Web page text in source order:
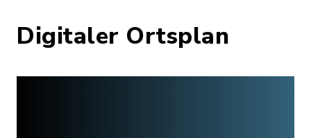
Digitaler Ortsplan